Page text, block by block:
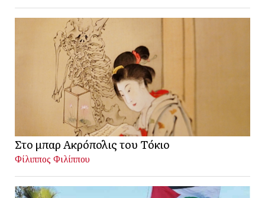
Στο μπαρ Ακρόπολις του Τόκιο
Φίλιππος Φιλίππου